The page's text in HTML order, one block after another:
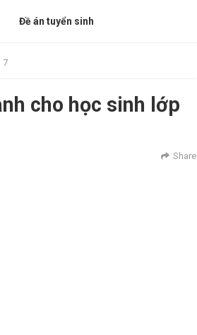
Đề án tuyển sinh
7
cho học sinh lớp
Share